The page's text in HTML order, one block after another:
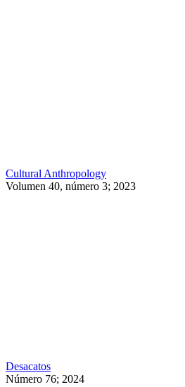
Cultural Anthropology
Volumen 40, número 3; 2023
Desacatos
Número 76; 2024